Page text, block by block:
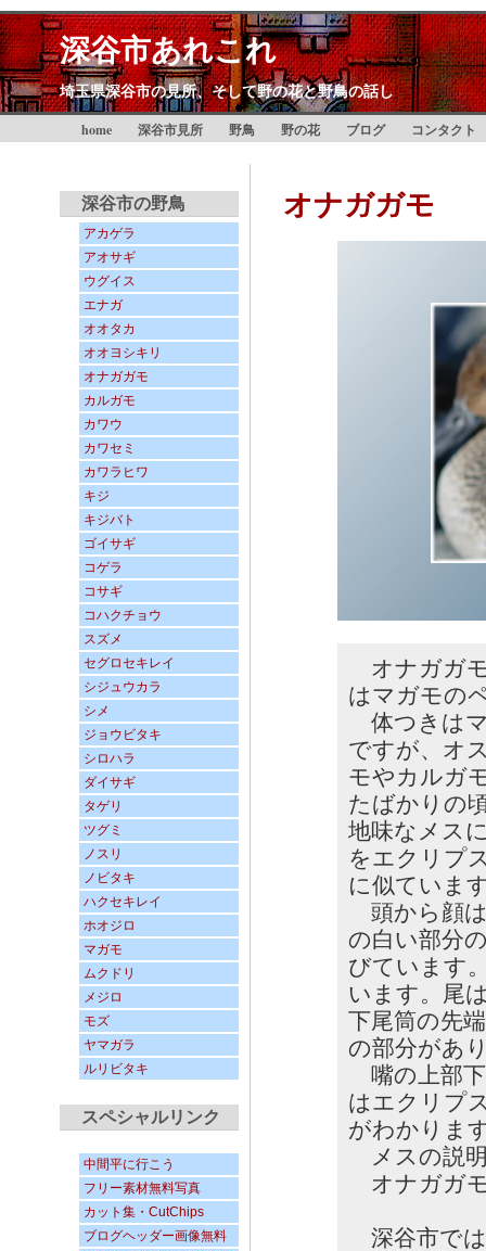
深谷市あれこれ
埼玉県深谷市の見所、そして野の花と野鳥の話し
home 深谷市見所 野鳥 野の花 ブログ コンタクト
深谷市の野鳥
アカゲラ
アオサギ
ウグイス
エナガ
オオタカ
オオヨシキリ
オナガガモ
カルガモ
カワウ
カワセミ
カワラヒワ
キジ
キジバト
ゴイサギ
コゲラ
コサギ
コハクチョウ
スズメ
セグロセキレイ
シジュウカラ
シメ
ジョウビタキ
シロハラ
ダイサギ
タゲリ
ツグミ
ノスリ
ノビタキ
ハクセキレイ
ホオジロ
マガモ
ムクドリ
メジロ
モズ
ヤマガラ
ルリビタキ
スペシャルリンク
中間平に行こう
フリー素材無料写真
カット集・CutChips
ブログヘッダー画像無料
オナガガモ
オナガガ
はマガモの
体つきは
ですが、オ
モやカルガ
たばかりの
地味なメス
をエクリプ
に似ていま
頭から顔
の白い部分
びています
います。尾
下尾筒の先
の部分があ
嘴の上部
はエクリプ
がわかりま
メスの説
オナガガ
深谷市で